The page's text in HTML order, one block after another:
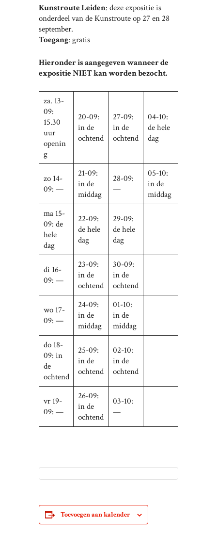
Kunstroute Leiden: deze expositie is
onderdeel van de Kunstroute op 27 en 28
september.
Toegang: gratis
Hieronder is aangegeven wanneer de
expositie NIET kan worden bezocht.
za. 13-
09:
15.30
uur
openin
g
20-09:
in de
ochtend
27-09:
in de
ochtend
04-10:
de hele
dag
zo 14-
09: —
21-09:
in de
middag
28-09:
—
05-10:
in de
middag
ma 15-
09: de
hele
dag
22-09:
de hele
dag
29-09:
de hele
dag
di 16-
09: —
23-09:
in de
ochtend
30-09:
in de
ochtend
wo 17-
09: —
24-09:
in de
middag
01-10:
in de
middag
do 18-
09: in
de
ochtend
25-09:
in de
ochtend
02-10:
in de
ochtend
vr 19-
09: —
26-09:
in de
ochtend
03-10:
—
Toevoegen aan kalender